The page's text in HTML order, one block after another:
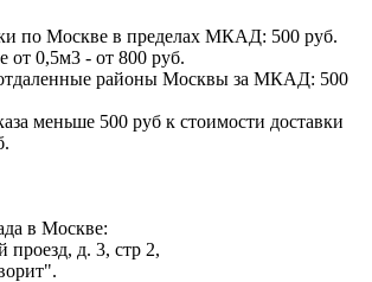
по Москве в пределах МКАД: 500 руб.
от 0,5м3 - от 800 руб.
районы Москвы за МКАД: 500
меньше 500 руб к стоимости доставки
в Москве:
проезд, д. 3, стр 2,